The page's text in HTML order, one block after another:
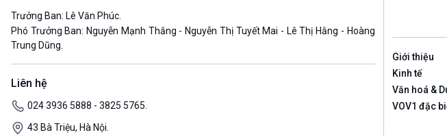
Trưởng Ban: Lê Văn Phúc.
Phó Trưởng Ban: Nguyễn Mạnh Thắng - Nguyễn Thị Tuyết Mai - Lê Thị Hằng - Hoàng
Trung Dũng.
Liên hệ
024 3936 5888 - 3825 5765.
43 Bà Triệu, Hà Nội.
Giới thiệu
Kinh tế
Văn hoá &
VOV1 đặc